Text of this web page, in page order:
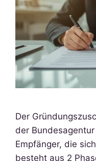
Der
der
Empfänger, die
besteht aus 2